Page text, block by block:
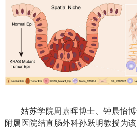
姑苏学院周嘉晖博士、钟晨怡
附属医院结直肠外科孙跃明教授为